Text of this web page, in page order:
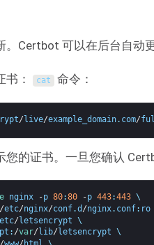
。Certbot 可以在后台自动
书： cat 命令：
/live/example_domain. com/
您的证书。一旦您确认
nginx -p 80:80 -p 443:443 \
/etc/nginx/conf.d /nginx. conf: ro
etc/letsencrypt \
: /var/ lib/ letsencrypt \